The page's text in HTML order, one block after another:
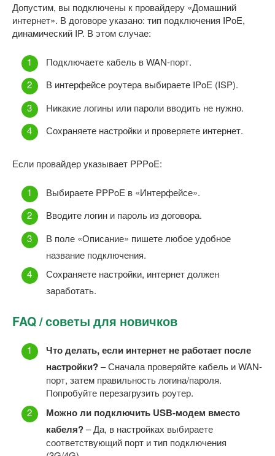
Допустим, вы подключены к провайдеру «Домашний
интернет». В договоре указано: тип подключения IPoE,
динамический IP. В этом случае:
Подключаете кабель в WAN-порт.
В интерфейсе роутера выбираете IPoE (ISP).
Никакие логины или пароли вводить не нужно.
Сохраняете настройки и проверяете интернет.
Если провайдер указывает PPPoE:
Выбираете PPPoE в «Интерфейсе».
Вводите логин и пароль из договора.
В поле «Описание» пишете любое удобное
название подключения.
Сохраняете настройки, интернет должен
заработать.
FAQ / советы для новичков
Что делать, если интернет не работает после
настройки?– Сначала проверяйте кабель и WAN-
порт, затем правильность логина/пароля.
Попробуйте перезагрузить роутер.
Можно ли подключить USB-модем вместо
кабеля?– Да, в настройках выбираете
соответствующий порт и тип подключения